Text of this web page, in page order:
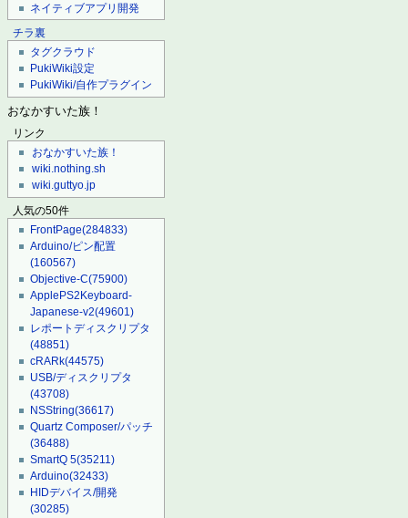
ネイティブアプリ開発
チラ裏
タグクラウド
PukiWiki設定
PukiWiki/自作プラグイン
おなかすいた族！
リンク
おなかすいた族！
wiki.nothing.sh
wiki.guttyo.jp
人気の50件
FrontPage(284833)
Arduino/ピン配置
(160567)
Objective-C(75900)
ApplePS2Keyboard-
Japanese-v2(49601)
レポートディスクリプタ
(48851)
cRARk(44575)
USB/ディスクリプタ
(43708)
NSString(36617)
Quartz Composer/パッチ
(36488)
SmartQ 5(35211)
Arduino(32433)
HIDデバイス/開発
(30285)